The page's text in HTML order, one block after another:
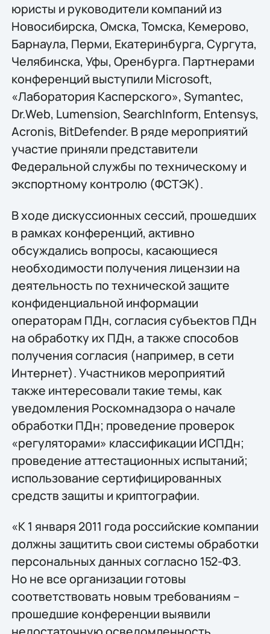
юристы и руководители компаний из
Новосибирска, Омска, Томска, Кемерово,
Барнаула, Перми, Екатеринбурга, Сургута,
Челябинска, Уфы, Оренбурга. Партнерами
конференций выступили Microsoft,
«Лаборатория Касперского», Symantec,
Dr.Web, Lumension, SearchInform, Entensys,
Acronis, BitDefender. В ряде мероприятий
участие приняли представители
Федеральной службы по техническому и
экспортному контролю (ФСТЭК).
В ходе дискуссионных сессий, прошедших
в рамках конференций, активно
обсуждались вопросы, касающиеся
необходимости получения лицензии на
деятельность по технической защите
конфиденциальной информации
операторам ПДн, согласия субъектов ПДн
на обработку их ПДн, а также способов
получения согласия (например, в сети
Интернет). Участников мероприятий
также интересовали такие темы, как
уведомления Роскомнадзора о начале
обработки ПДн; проведение проверок
«регуляторами» классификации ИСПДн;
проведение аттестационных испытаний;
использование сертифицированных
средств защиты и криптографии.
«К 1 января 2011 года российские компании
должны защитить свои системы обработки
персональных данных согласно 152-ФЗ.
Но не все организации готовы
соответствовать новым требованиям –
прошедшие конференции выявили